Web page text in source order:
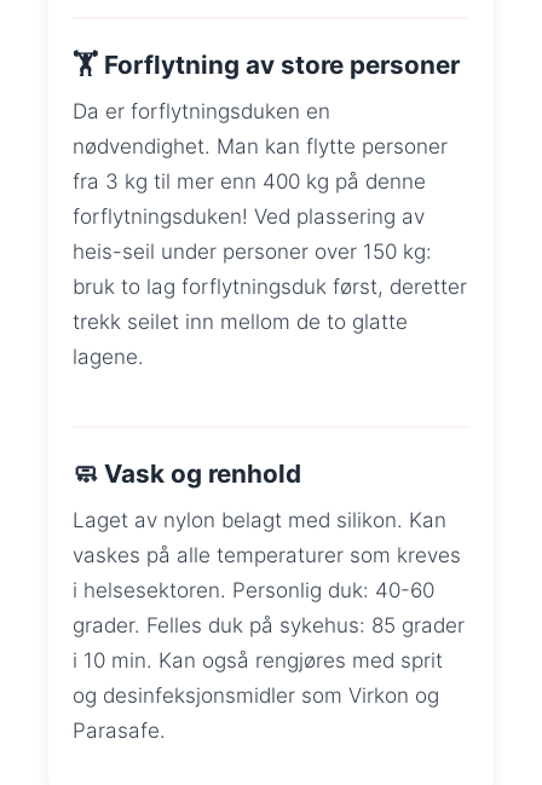
🏋️ Forflytning av store personer
Da er forflytningsduken en
nødvendighet. Man kan flytte personer
fra 3 kg til mer enn 400 kg på denne
forflytningsduken! Ved plassering av
heis-seil under personer over 150 kg:
bruk to lag forflytningsduk først, deretter
trekk seilet inn mellom de to glatte
lagene.
🧼 Vask og renhold
Laget av nylon belagt med silikon. Kan
vaskes på alle temperaturer som kreves
i helsesektoren. Personlig duk: 40-60
grader. Felles duk på sykehus: 85 grader
i 10 min. Kan også rengjøres med sprit
og desinfeksjonsmidler som Virkon og
Parasafe.